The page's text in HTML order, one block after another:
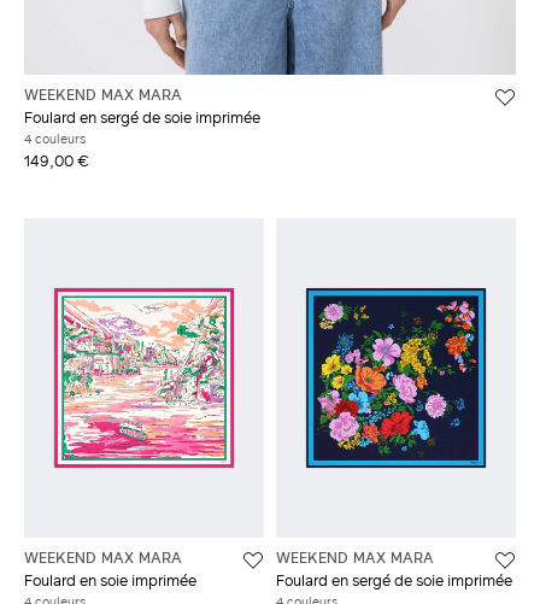
WEEKEND MAX MARA
Foulard en sergé de soie imprimée
4 couleurs
149,00 €
WEEKEND MAX MARA
Foulard en soie imprimée
WEEKEND MAX MARA
Foulard en sergé de soie imprimée